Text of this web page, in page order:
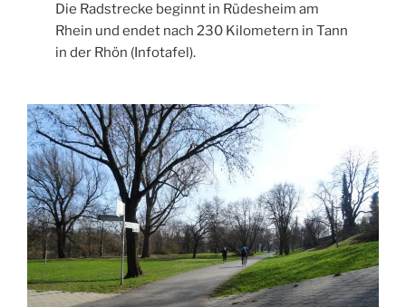
Die Radstrecke beginnt in Rüdesheim am
Rhein und endet nach 230 Kilometern in Tann
in der Rhön (Infotafel).